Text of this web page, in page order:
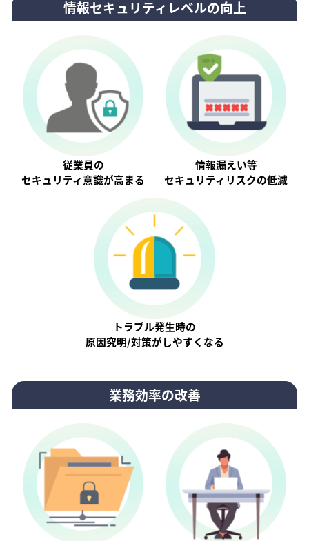
情報セキュリティレベルの向上
従業員の
セキュリティ意識が⾼まる
情報漏えい等
セキュリティリスクの低減
トラブル発生時の
原因究明/対策がしやすくなる
業務効率の改善